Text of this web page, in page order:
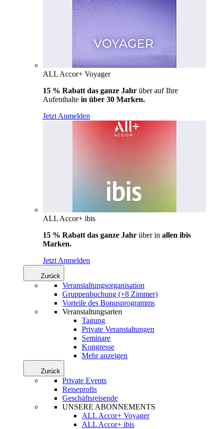
ALL Accor+ Voyager
15 % Rabatt das ganze Jahr über auf Ihre
Aufenthalte in über 30 Marken.
Jetzt Anmelden
ALL Accor+ ibis
15 % Rabatt das ganze Jahr über in allen ibis
Marken.
Jetzt Anmelden
Zurück
Veranstaltungsorganisation
Gruppenbuchung (+8 Zimmer)
Vorteile des Bonusprogramms
Veranstaltungsarten
Tagung
Private Veranstaltungen
Seminare
Kongresse
Mehr anzeigen
Zurück
Private Events
Reiseprofis
Geschäftsreisende
UNSERE ABONNEMENTS
ALL Accor+ Voyager
ALL Accor+ ibis